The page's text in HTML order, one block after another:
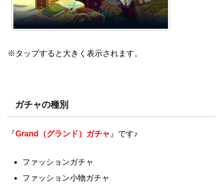
※タップすると大きく表示されます。
ガチャの種別
『Grand（グランド）ガチャ 』です♪
ファッションガチャ
ファッション小物ガチャ